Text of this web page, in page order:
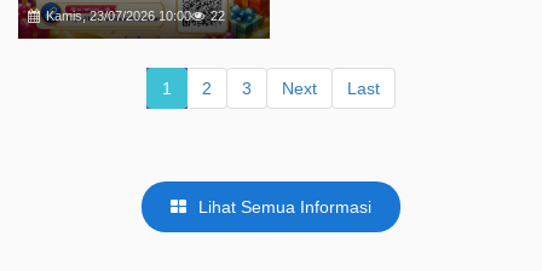
Kamis, 23/07/2026 10:00
22
1 2 3 Next Last
Lihat Semua Informasi